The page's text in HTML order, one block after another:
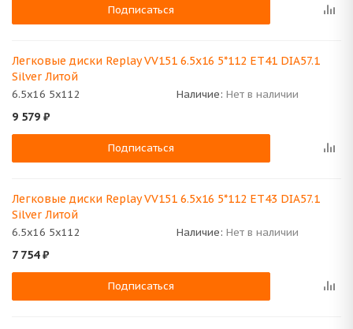
Подписаться
Легковые диски Replay VV151 6.5x16 5*112 ET41 DIA57.1
Silver Литой
6.5x16 5x112 Наличие: Нет в наличии
9 579 ₽
Подписаться
Легковые диски Replay VV151 6.5x16 5*112 ET43 DIA57.1
Silver Литой
6.5x16 5x112 Наличие: Нет в наличии
7 754₽
Подписаться